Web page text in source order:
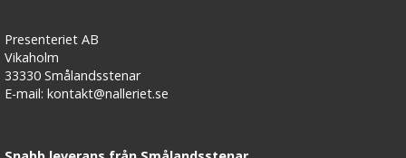
Presenteriet AB
Vikaholm
33330 Smålandsstenar
E-mail: kontakt@nalleriet.se